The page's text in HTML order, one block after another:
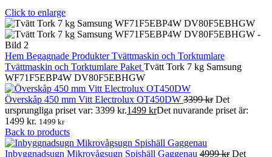
Click to enlarge
Hem Begagnade ProdukterTvättmaskin och Torktumlare
Tvättmaskin och Torktumlare Paket Tvätt Tork 7 kg Samsung
WF71F5EBP4W DV80F5EBHGW
Överskåp 450 mm Vitt Electrolux OT450DW 3399kr Det
ursprungliga priset var: 3399 kr.1499 krDet nuvarande priset är:
1499 kr. 1499 kr
Back to products
Inbyggnadsugn Mikrovågsugn Spishäll Gaggenau 4999kr Det